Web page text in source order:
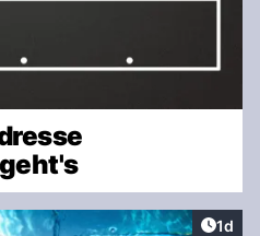
1d